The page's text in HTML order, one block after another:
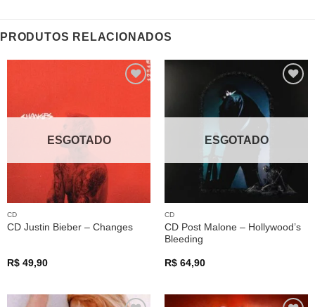
PRODUTOS RELACIONADOS
ESGOTADO
CD
CD Justin Bieber – Changes
R$49,90
Adicionar
a lista de
desejos
ESGOTADO
CD
CD Post Malone – Hollywood’s
Bleeding
R$64,90